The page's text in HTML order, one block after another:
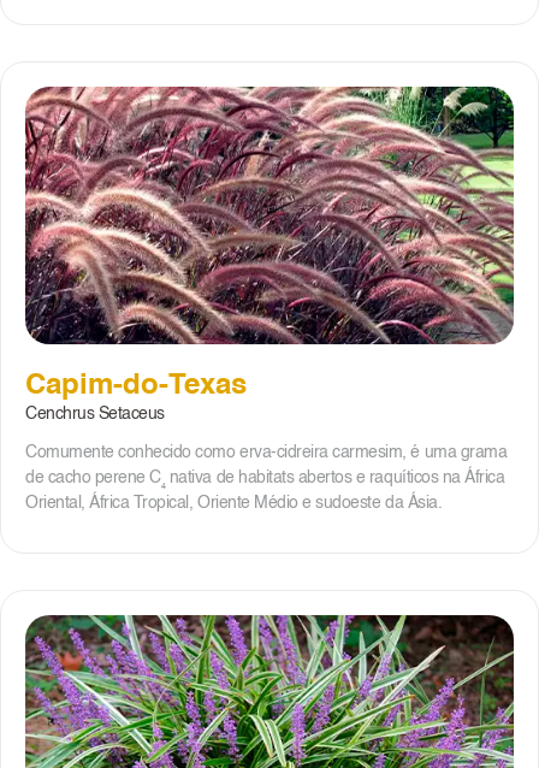
Capim-do-Texas
Cenchrus Setaceus
Comumente conhecido como erva-cidreira carmesim, é uma grama
de cacho perene C₄ nativa de habitats abertos e raquíticos na África
Oriental, África Tropical, Oriente Médio e sudoeste da Ásia.